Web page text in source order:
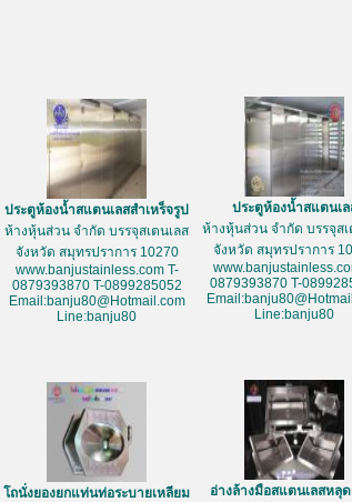
ประตูห้องน้ำสแตนเลสสำเหร็จรูป
ห้างหุ้นส่วน จำกัด บรรจุสเตนเลส
จังหวัด สมุทรปราการ 10270
www.banjustainless.com T-
0879393870 T-0899285052
Email:banju80@Hotmail.com
Line:banju80
ประตูห้องน้ำสแตนเล
ห้างหุ้นส่วน จำกัด บรรจุสเ
จังหวัด สมุทรปราการ
0879393870 T-
Line:banju80
โถนั่งยองยกแท่นท่อระบายเหลียม
อ่างล้างมือสแตนเลสหลุด